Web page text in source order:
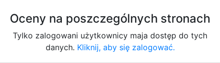
Oceny na poszczególnych stronach
Tylko zalogowani użytkownicy maja dostęp do tych
danych. Kliknij, aby się zalogować.